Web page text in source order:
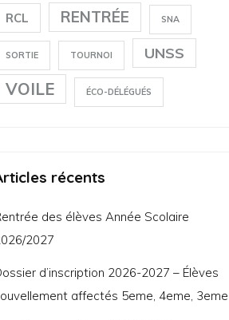
RCL RENTRÉE SNA
SORTIE TOURNOI UNSS
VOILE ÉCO-DÉLÉGUÉS
récents
des élèves Année Scolaire
2027
d’inscription 2026-2027 – Élèves
affectés 5eme, 4eme, 3eme